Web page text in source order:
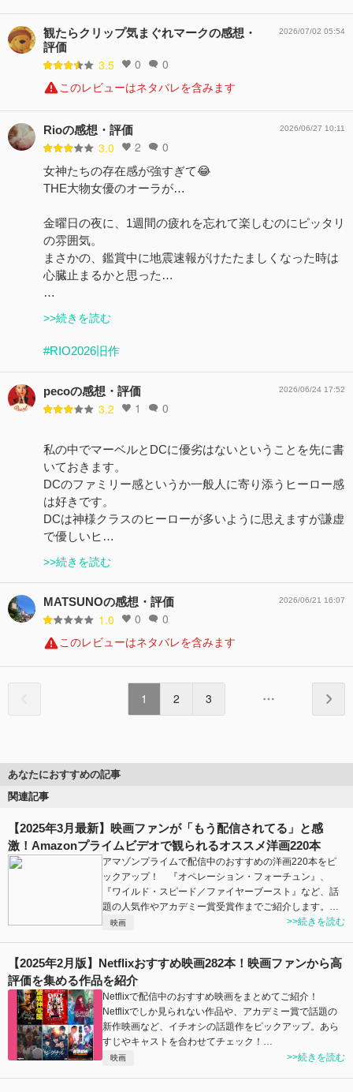
観たらクリップ気まぐれマークの感想・
評価
3.5 0 0
2026/07/02 05:54
このレビューはネタバレを含みます
Rioの感想・評価
3.0 2 0
2026/06/27 10:11
女神たちの存在感が強すぎて😂
THE大物女優のオーラが…
金曜日の夜に、1週間の疲れを忘れて楽しむのにピッタリ
の雰囲気。
まさかの、鑑賞中に地震速報がけたたましくなった時は
心臓止まるかと思った…
…
>>続きを読む
#RIO2026旧作
pecoの感想・評価
3.2 1 0
2026/06/24 17:52
私の中でマーベルとDCに優劣はないということを先に書
いておきます。
DCのファミリー感というか一般人に寄り添うヒーロー感
は好きです。
DCは神様クラスのヒーローが多いように思えますが謙虚
で優しいヒ…
>>続きを読む
MATSUNOの感想・評価
1.0 0 0
2026/06/21 16:07
このレビューはネタバレを含みます
1 2 3
あなたにおすすめの記事
関連記事
【2025年3月最新】映画ファンが「もう配信されてる」と感
激！Amazonプライムビデオで観られるオススメ洋画220本
アマゾンプライムで配信中のおすすめの洋画220本をピ
ックアップ！ 『オペレーション・フォーチュン』、
『ワイルド・スピード／ファイヤーブースト』など、話
題の人気作やアカデミー賞受賞作までご紹介します。…
映画 >>続きを読む
【2025年2月版】Netflixおすすめ映画282本！映画ファンから高
評価を集める作品を紹介
Netflixで配信中のおすすめ映画をまとめてご紹介！
Netflixでしか見られない作品や、アカデミー賞で話題の
新作映画など、イチオシの話題作をピックアップ。あら
すじやキャストを合わせてチェック！…
映画 >>続きを読む